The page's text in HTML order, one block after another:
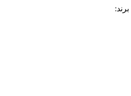
برند: